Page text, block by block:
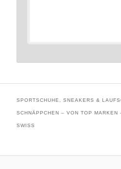
SPORTSCHUHE, SNEAKERS &
SCHNÄPPCHEN – VON TOP
SWISS